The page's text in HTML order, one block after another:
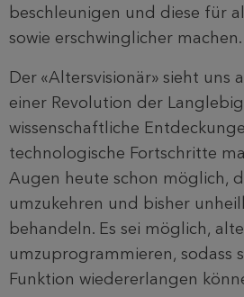
beschleunigen und diese für
sowie erschwinglicher machen.
Der «Altersvisionär» sieht uns
einer Revolution der
wissenschaftliche
technologische Fortschritte
Augen heute schon möglich,
umzukehren und bisher
behandeln. Es sei möglich,
umzuprogrammieren, sodass
Funktion wiedererlangen